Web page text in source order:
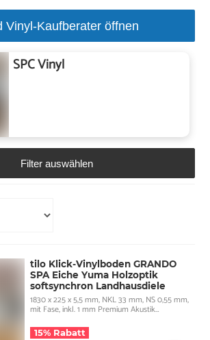
Vinyl-Kaufberater öffnen
SPC Vinyl
Filter auswählen
tilo Klick-Vinylboden GRANDO
SPA Eiche Yuma Holzoptik
softsynchron Landhausdiele
1830 x 225 x 5,5 mm, NKL 33 mm, NS 0,55 mm,
mit Fase, inkl. 1 mm Premium Akustik
15% Rabatt